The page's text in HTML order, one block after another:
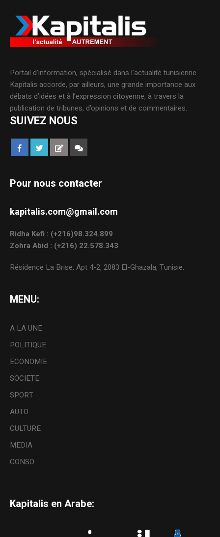
Portail d’information, spécialisé dans l’actualité tunisienne.
Kapitalis accorde, par ailleurs, une grande importance aux
débats d’idées et à l’expression citoyenne, à travers la
publication de tribunes, d’opinions et de commentaires.
SUIVEZ NOUS
Pour nous contacter
kapitalis.com@gmail.com
Ridha Kefi : (+216)98.324.899
Zohra Abid : (+216) 22.578.343
Résidence La Brise, Apt 4-2, 2083 El-Ghazala, Tunisie.
MENU:
A LA UNE
POLITIQUE
ECONOMIE
SOCIETE
SPORT
AUTO
CULTURE
MEDIA
CONSO
Kapitalis en Arabe: